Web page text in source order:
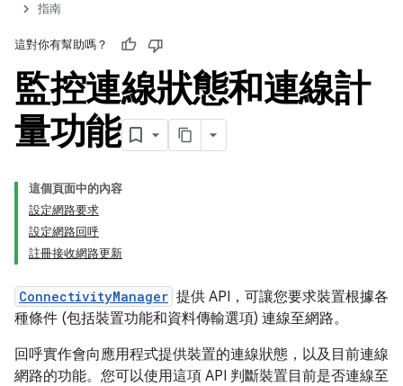
指南
這對你有幫助嗎？
監控連線狀態和連線計
量功能
這個頁面中的內容
設定網路要求
設定網路回呼
註冊接收網路更新
ConnectivityManager 提供 API，可讓您要求裝置根據各
種條件 (包括裝置功能和資料傳輸選項) 連線至網路。
回呼實作會向應用程式提供裝置的連線狀態，以及目前連線
網路的功能。您可以使用這項 API 判斷裝置目前是否連線至